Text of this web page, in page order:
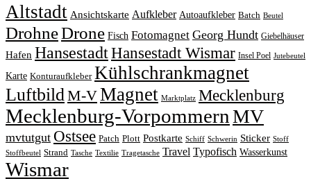
Altstadt Ansichtskarte Aufkleber Autoaufkleber Batch Beutel
DrohneDrone Fisch Fotomagnet Georg Hundt Giebelhäuser
Hafen HansestadtHansestadt Wismar Insel Poel Jutebeutel
Karte Konturaufkleber Kühlschrankmagnet
LuftbildM-VMagnet Marktplatz Mecklenburg
Mecklenburg-VorpommernMV
mvtutgut Ostsee Patch Plott Postkarte Schiff Schwerin Sticker Stoff
Stoffbeutel Strand Tasche Textilie Tragetasche Travel Typofisch Wasserkunst
Wismar